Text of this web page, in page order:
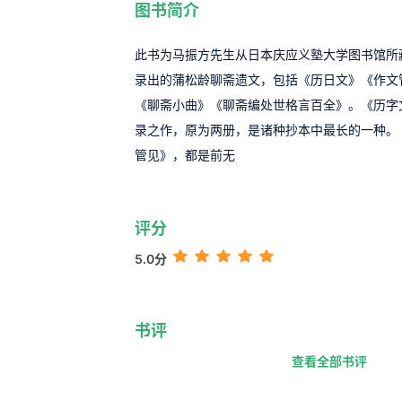
图书简介
此书为马振方先生从日本庆应义塾大学图书馆
录出的蒲松龄聊斋遗文，包括《历日文》《作
《聊斋小曲》《聊斋编处世格言百全》。《历
录之作，原为两册，是诸种抄本中最长的一种
管见》，都是前无
评分
5.0分
书评
查看全部书评